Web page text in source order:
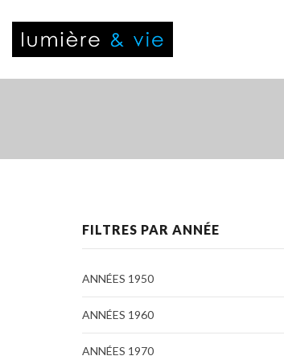
FILTRES PAR ANNÉE
ANNÉES 1950
ANNÉES 1960
ANNÉES 1970